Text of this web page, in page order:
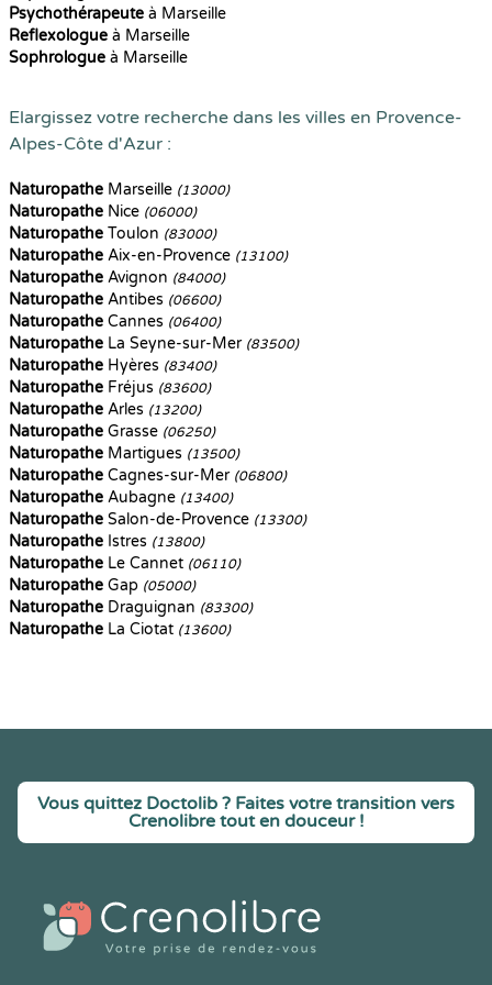
Psychothérapeute à Marseille
Reflexologue à Marseille
Sophrologue à Marseille
Elargissez votre recherche dans les villes en Provence-
Alpes-Côte d'Azur :
Naturopathe Marseille (13000)
Naturopathe Nice (06000)
Naturopathe Toulon (83000)
Naturopathe Aix-en-Provence (13100)
Naturopathe Avignon (84000)
Naturopathe Antibes (06600)
Naturopathe Cannes (06400)
Naturopathe La Seyne-sur-Mer (83500)
Naturopathe Hyères (83400)
Naturopathe Fréjus (83600)
Naturopathe Arles (13200)
Naturopathe Grasse (06250)
Naturopathe Martigues (13500)
Naturopathe Cagnes-sur-Mer (06800)
Naturopathe Aubagne (13400)
Naturopathe Salon-de-Provence (13300)
Naturopathe Istres (13800)
Naturopathe Le Cannet (06110)
Naturopathe Gap (05000)
Naturopathe Draguignan (83300)
Naturopathe La Ciotat (13600)
Vous quittez Doctolib ? Faites votre transition vers
Crenolibre tout en douceur !